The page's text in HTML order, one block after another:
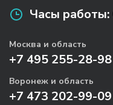
Часы работы:
Москва и область
+7 495 255-28-98
Воронеж и область
+7 473 202-99-09